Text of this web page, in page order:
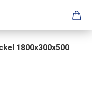
1800x300x500